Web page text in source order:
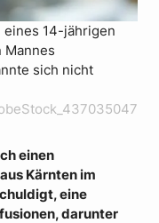
eines 14-jährigen
Mannes
sich nicht
einen
Kärnten im
eine
darunter